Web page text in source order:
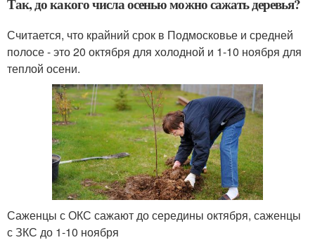
Считается, что крайний срок в Подмосковье и средней
полосе - это 20 октября для холодной и 1-10 ноября для
теплой осени.
Саженцы с ОКС сажают до середины октября, саженцы
с ЗКС до 1-10 ноября